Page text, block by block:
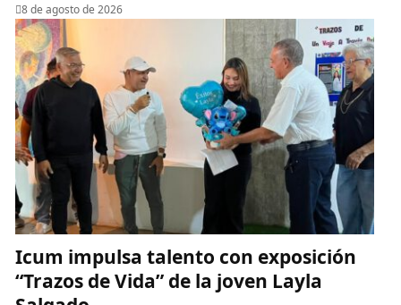
8 de agosto de 2026
Icum impulsa talento con exposición
“Trazos de Vida” de la joven Layla